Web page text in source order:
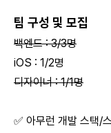
팀 구성 및 모집
백엔드 : 3/3명
iOS : 1/2명
디자이너 : 1/1명
✅ 아무런 개발 스택/